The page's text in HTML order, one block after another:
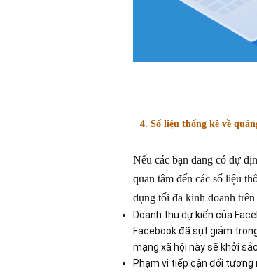
4. Số liệu thống kê về
Nếu các bạn đang có dự
quan tâm đến các số liệu
dụng tối đa kinh doanh
Doanh thu dự kiến của
Facebook đã sụt giảm
mạng xã hội này sẽ khởi
Phạm vi tiếp cận đối tượng